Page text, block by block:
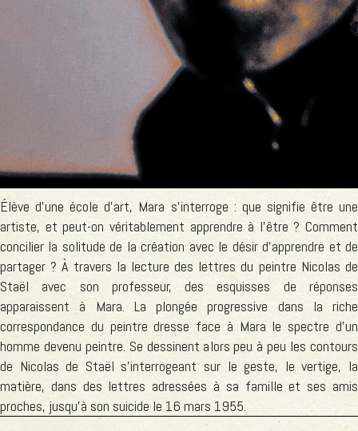
Élève d'une école d'art, Mara s'interroge : que signifie être une
artiste, et peut-on véritablement apprendre à l'être ? Comment
concilier la solitude de la création avec le désir d'apprendre et de
partager ? À travers la lecture des lettres du peintre Nicolas de
Staël avec son professeur, des esquisses de réponses
apparaissent à Mara. La plongée progressive dans la riche
correspondance du peintre dresse face à Mara le spectre d'un
homme devenu peintre. Se dessinent alors peu à peu les contours
de Nicolas de Staël s'interrogeant sur le geste, le vertige, la
matière, dans des lettres adressées à sa famille et ses amis
proches, jusqu'à son suicide le 16 mars 1955.